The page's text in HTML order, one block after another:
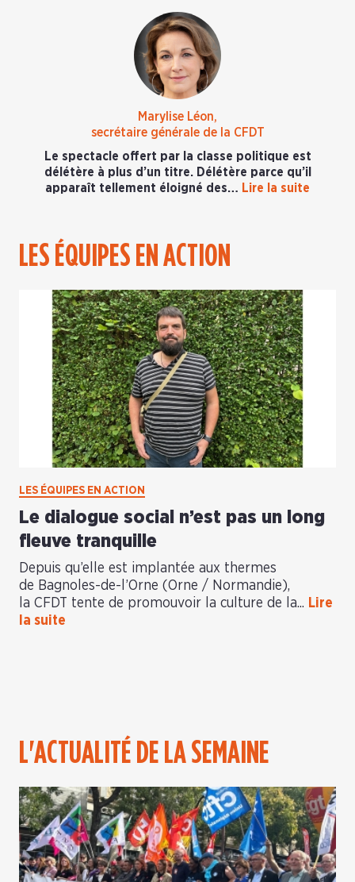
Marylise Léon,
secrétaire générale de la CFDT
Le spectacle offert par la classe politique est
délétère à plus d’un titre. Délétère parce qu’il
apparaît tellement éloigné des… Lire la suite
LES ÉQUIPES EN ACTION
LES ÉQUIPES EN ACTION
Le dialogue social n’est pas un long
fleuve tranquille
Depuis qu’elle est implantée aux thermes
de Bagnoles-de-l’Orne (Orne / Normandie),
la CFDT tente de promouvoir la culture de la... Lire
la suite
L'ACTUALITÉ DE LA SEMAINE